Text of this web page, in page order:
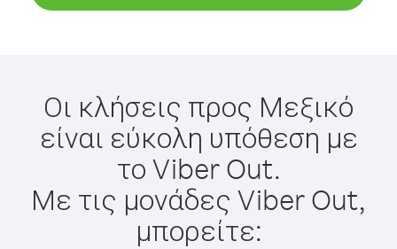
Οι κλήσεις προς Μεξικό
είναι εύκολη υπόθεση με
το Viber Out.
Με τις μονάδες Viber Out,
μπορείτε: